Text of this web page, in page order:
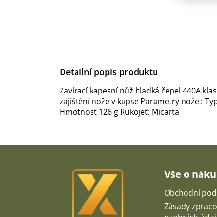
Detailní popis produktu
Zavírací kapesní nůž hladká čepel 440A
zajištění nože v kapse Parametry nože :
Hmotnost 126 g Rukojeť: Micarta
Z
Vše o
Obchodní
Zásady